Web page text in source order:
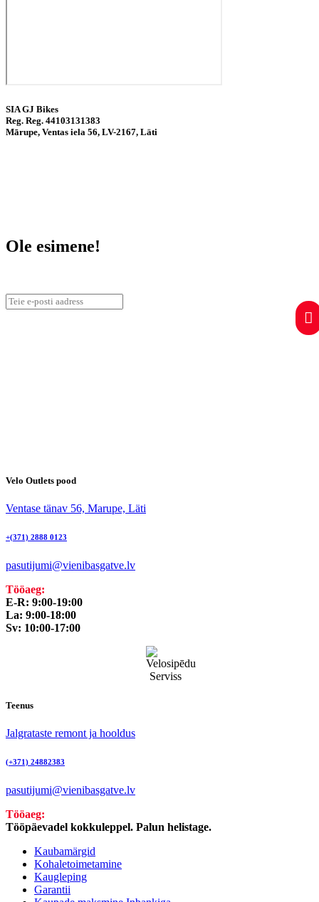
SIA GJ Bikes
Reg. Reg. 44103131383
Mārupe, Ventas iela 56, LV-2167, Läti
Ole esimene!
Velo Outlets pood
Ventase tänav 56, Marupe, Läti
+(371) 2888 0123
pasutijumi@vienibasgatve.lv
Tööaeg:
E-R: 9:00-19:00
La: 9:00-18:00
Sv: 10:00-17:00
Teenus
Jalgrataste remont ja hooldus
(+371) 24882383
pasutijumi@vienibasgatve.lv
Tööaeg:
Tööpäevadel kokkuleppel. Palun helistage.
Kaubamärgid
Kohaletoimetamine
Kaugleping
Garantii